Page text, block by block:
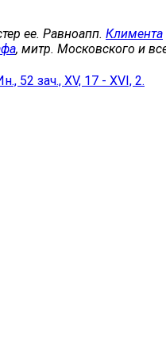
ее. Равноапп. Климента
, митр. Московского и
52 зач., XV, 17 - XVI, 2.